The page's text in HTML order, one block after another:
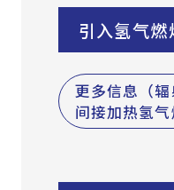
引入氢气燃
更多信息（
间接加热氢气